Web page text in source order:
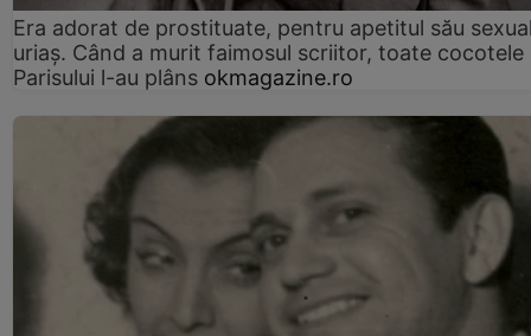
Era adorat de prostituate, pentru apetitul său
uriaș. Când a murit faimosul scriitor, toate cocotele
Parisului l-au plâns okmagazine.ro